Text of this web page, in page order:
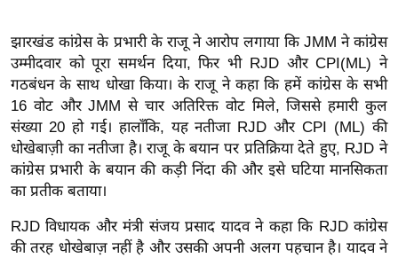
त
यं
ग
इं
डि
या
सा
हि
त्य
झारखंड कांग्रेस के प्रभारी के राजू ने आरोप लगाया कि JMM ने कांग्रेस
उम्मीदवार को पूरा समर्थन दिया, फिर भी RJD और CPI(ML) ने
गठबंधन के साथ धोखा किया। के राजू ने कहा कि हमें कांग्रेस के सभी
16 वोट और JMM से चार अतिरिक्त वोट मिले, जिससे हमारी कुल
संख्या 20 हो गई। हालाँकि, यह नतीजा RJD और CPI (ML) की
धोखेबाज़ी का नतीजा है। राजू के बयान पर प्रतिक्रिया देते हुए, RJD ने
कांग्रेस प्रभारी के बयान की कड़ी निंदा की और इसे घटिया मानसिकता
का प्रतीक बताया।
RJD विधायक और मंत्री संजय प्रसाद यादव ने कहा कि RJD कांग्रेस
की तरह धोखेबाज़ नहीं है और उसकी अपनी अलग पहचान है। यादव ने